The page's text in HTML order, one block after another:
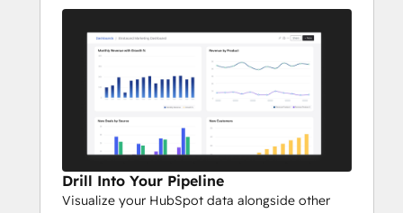
Drill Into Your Pipeline
Visualize your HubSpot data alongside other